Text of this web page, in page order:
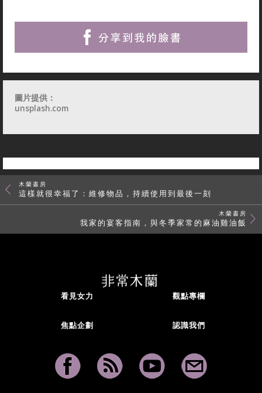
圖片提供：
unsplash.com
木蘭書房
這樣就很幸福了：維修物品，持續使用到最後一刻
木蘭書房
我家的宴客指南，與冬季家常的麻油雞油飯
看見女力 觀點專欄
焦點企劃 認識我們